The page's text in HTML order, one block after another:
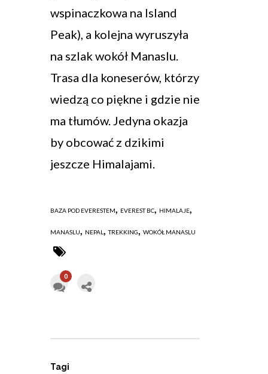
wspinaczkowa na Island
Peak), a kolejna wyruszyła
na szlak wokół Manaslu.
Trasa dla koneserów, którzy
wiedzą co piękne i gdzie nie
ma tłumów. Jedyna okazja
by obcować z dzikimi
jeszcze Himalajami.
BAZA POD EVERESTEM, EVEREST BC, HIMALAJE,
MANASLU, NEPAL ,TREKKING, WOKÓŁ MANASLU
0
Tagi